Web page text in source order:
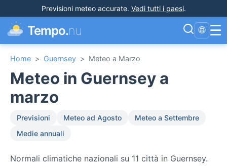
Previsioni meteo accurate. Vedi tutti i paesi.
Tempo.nu 🌐 ☰
Home > Guernsey > Meteo a Marzo
Meteo in Guernsey a
marzo
Previsioni Meteo ad Agosto
Meteo a Settembre
Medie annuali
Normali climatiche nazionali su 11 città in Guernsey.